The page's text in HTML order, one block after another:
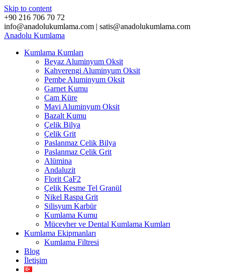
Skip to content
+90 216 706 70 72
info@anadolukumlama.com | satis@anadolukumlama.com
Anadolu Kumlama
Kumlama Kumları
Beyaz Aluminyum Oksit
Kahverengi Aluminyum Oksit
Pembe Aluminyum Oksit
Garnet Kumu
Cam Küre
Mavi Aluminyum Oksit
Bazalt Kumu
Çelik Bilya
Çelik Grit
Paslanmaz Çelik Bilya
Paslanmaz Çelik Grit
Alümina
Andaluzit
Florit CaF2
Çelik Kesme Tel Granül
Nikel Raspa Grit
Silisyum Karbür
Kumlama Kumu
Mücevher ve Dental Kumlama Kumları
Kumlama Ekipmanları
Kumlama Filtresi
Blog
İletişim